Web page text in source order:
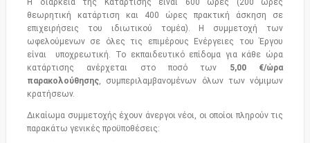
Η διάρκεια της Κατάρτισης είναι 600 ώρες (200 ώρες
θεωρητική κατάρτιση και 400 ώρες πρακτική άσκηση σε
επιχειρήσεις του ιδιωτικού τομέα). Η συμμετοχή των
ωφελούμενων σε όλες τις επιμέρους Ενέργειες του Έργου
είναι υποχρεωτική. Το εκπαιδευτικό επίδομα για κάθε ώρα
κατάρτισης ανέρχεται στο ποσό των 5,00 €/ώρα
παρακολούθησης, συμπεριλαμβανομένων όλων των νόμιμων
κρατήσεων.
Δικαίωμα συμμετοχής έχουν άνεργοι νέοι, οι οποίοι πληρούν τις
παρακάτω γενικές προϋποθέσεις: